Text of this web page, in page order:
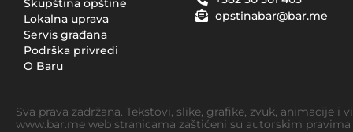
Skupština opštine
Lokalna uprava
Servis građana
Podrška privredi
O Baru
opstinabar@bar.me
Sva prava zadržana. Tekstovi, slike, grafike, zvuk, animacije
www.bar.me web stranicama zaštićeni su autorskim